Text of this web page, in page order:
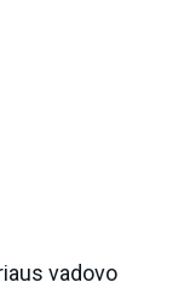
vadovo